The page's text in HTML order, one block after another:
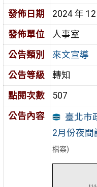
發佈日期
2024 年
發佈單位
人事室
公告類別
來文宣導
公告等級
轉知
點閱次數
507
公告內容
臺北市
2月份夜間
檔案)